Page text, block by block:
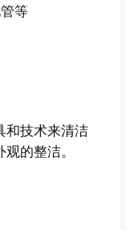
等
和技术来清洁
的整洁。